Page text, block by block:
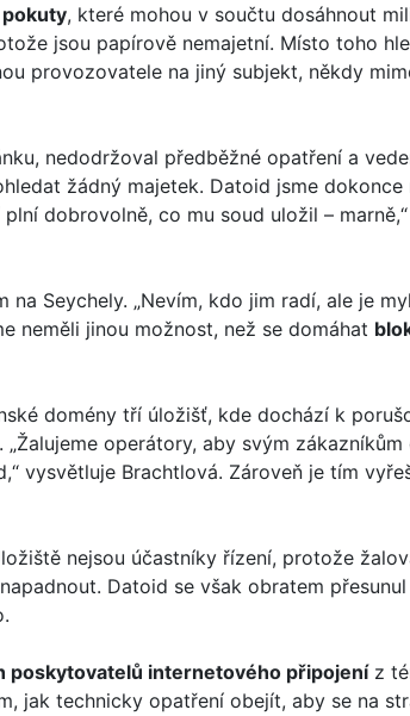
, které mohou v součtu dosáhnout
jsou papírově nemajetní. Místo toho
provozovatele na jiný subjekt, někdy
nedodržoval předběžné opatření a
žádný majetek. Datoid jsme dokonce
dobrovolně, co mu soud uložil –
Seychely. „Nevím, kdo jim radí, ale je
neměli jinou možnost, než se domáhat
domény tří úložišť, kde dochází k
operátory, aby svým zákazníkům
vysvětluje Brachtlová. Zároveň je tím
nejsou účastníky řízení, protože
Datoid se však obratem přesunul
poskytovatelů internetového připojeníz
jak technicky opatření obejít, aby se na